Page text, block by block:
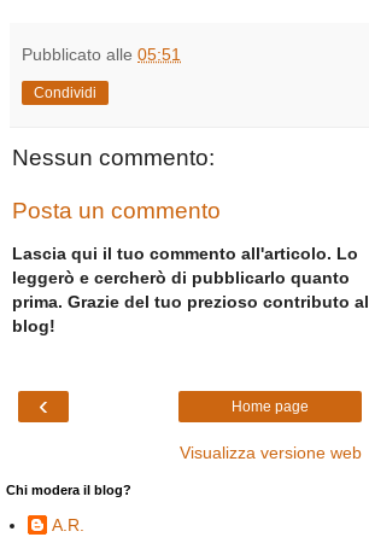
Pubblicato alle 05:51
Condividi
Nessun commento:
Posta un commento
Lascia qui il tuo commento all'articolo. Lo
leggerò e cercherò di pubblicarlo quanto
prima. Grazie del tuo prezioso contributo al
blog!
‹ Home page
Visualizza versione web
Chi modera il blog?
A.R.